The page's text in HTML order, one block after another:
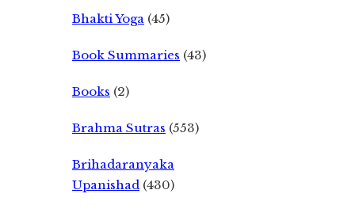
Bhakti Yoga (45)
Book Summaries (43)
Books (2)
Brahma Sutras (553)
Brihadaranyaka
Upanishad (430)